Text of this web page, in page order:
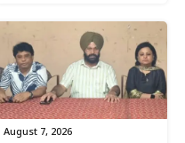
August 7, 2026